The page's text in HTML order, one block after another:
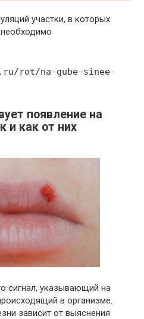
участки, в которых
rot/na-gube-sinee-
появление на
и как от них
сигнал, указывающий на
в организме.
зависит от выяснения